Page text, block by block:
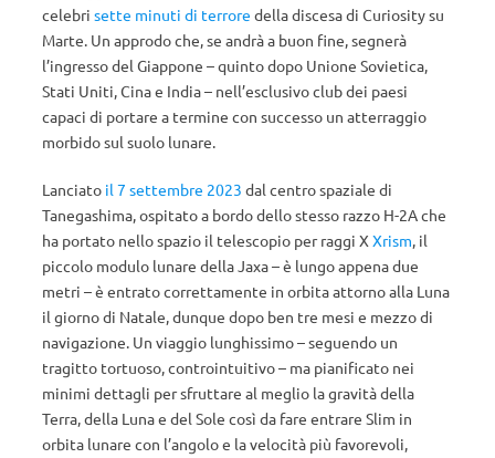
celebri sette minuti di terrore della discesa di Curiosity su
Marte. Un approdo che, se andrà a buon fine, segnerà
l’ingresso del Giappone – quinto dopo Unione Sovietica,
Stati Uniti, Cina e India – nell’esclusivo club dei paesi
capaci di portare a termine con successo un atterraggio
morbido sul suolo lunare.
Lanciato il 7 settembre 2023 dal centro spaziale di
Tanegashima, ospitato a bordo dello stesso razzo H-2A che
ha portato nello spazio il telescopio per raggi X Xrism, il
piccolo modulo lunare della Jaxa – è lungo appena due
metri – è entrato correttamente in orbita attorno alla Luna
il giorno di Natale, dunque dopo ben tre mesi e mezzo di
navigazione. Un viaggio lunghissimo – seguendo un
tragitto tortuoso, controintuitivo – ma pianificato nei
minimi dettagli per sfruttare al meglio la gravità della
Terra, della Luna e del Sole così da fare entrare Slim in
orbita lunare con l’angolo e la velocità più favorevoli,